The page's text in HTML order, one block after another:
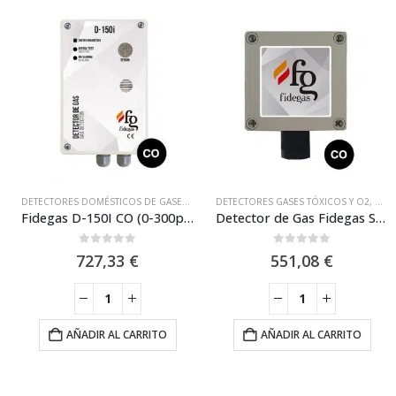
,DETECTORES GASES TÓXICOS Y O2
Fidegas D-150I CO (0-300ppm) Detector de Gas Autónomo 110-230 VAC
727,33 €
AÑADIR AL CARRITO
DETECTORES GASES TÓXICOS Y O2,
Detector de Gas Fidegas S/2-T1 ABS 12-24 VDC / CO (0-300 ppm)
551,08 €
AÑADIR AL CARRITO